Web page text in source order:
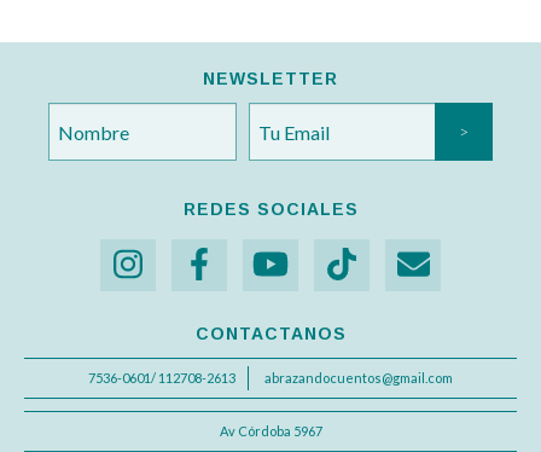
NEWSLETTER
REDES SOCIALES
CONTACTANOS
7536-0601/ 112708-2613 abrazandocuentos@gmail.com
Av Córdoba 5967